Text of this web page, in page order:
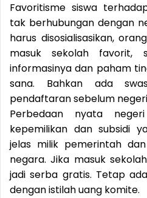
Favoritisme siswa
tak berhubungan dengan
harus disosialisasikan,
masuk sekolah favorit,
informasinya dan paham
sana. Bahkan ada
pendaftaran sebelum
Perbedaan nyata
kepemilikan dan subsidi
jelas milik pemerintah
negara. Jika masuk
jadi serba gratis. Tetap
dengan istilah uang komite.